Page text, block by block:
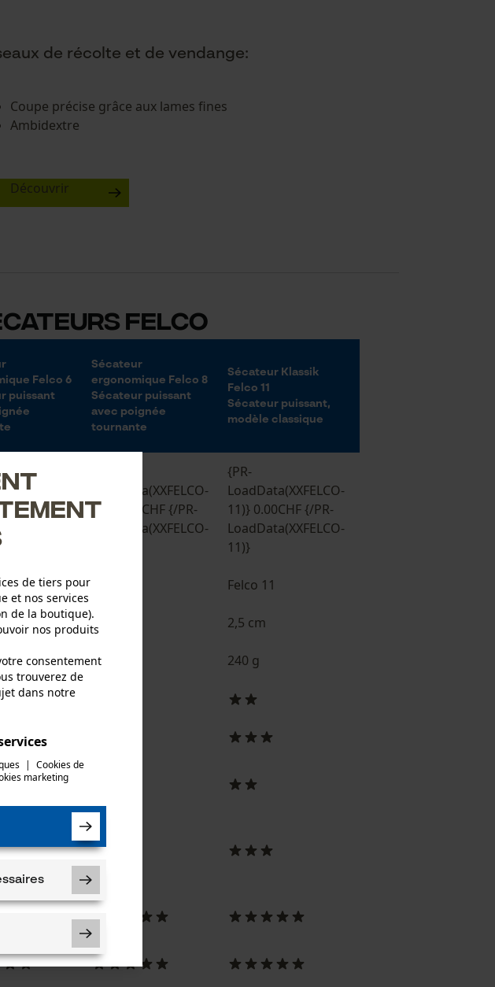
de récolte et de vendange:
Coupe précise grâce aux lames fines
Ambidextre
Découvrir
Felco
Felco 6
puissant
Sécateur
ergonomique Felco 8
Sécateur puissant
avec poignée
tournante
Sécateur Klassik
Felco 11
Sécateur puissant,
modèle classique
{/PR-
LoadData(XXFELCO-
08)} 0.00CHF {/PR-
LoadData(XXFELCO-
{PR-
LoadData(XXFELCO-
11)} 0.00CHF {/PR-
LoadData(XXFELCO-
11)}
Felco 11
2,5 cm 2,5 cm
245 g 240 g
de tiers pour
et nos services
de la boutique).
nos produits
consentement
trouverez de
dans notre
|
Cookies de
marketing
essayer